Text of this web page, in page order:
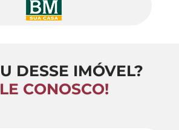
DESSE IMÓVEL?
CONOSCO!